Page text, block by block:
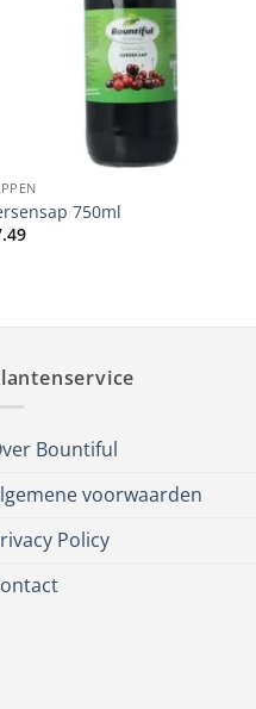
750ml
Bountiful
voorwaarden
Policy